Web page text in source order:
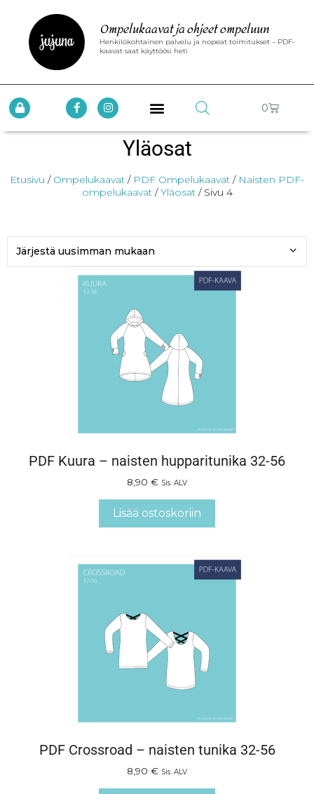
Ompelukaavat ja ohjeet ompeluun
Henkilökohtainen palvelu ja nopeat toimitukset – PDF-
kaavat saat käyttöösi heti
0
Yläosat
Etusivu / Ompelukaavat / PDF Ompelukaavat / Naisten PDF-
ompelukaavat/Yläosat/ Sivu 4
PDF Kuura – naisten hupparitunika 32-56
8,90 € Sis. ALV
Lisää ostoskoriin
PDF Crossroad – naisten tunika 32-56
8,90 € Sis. ALV